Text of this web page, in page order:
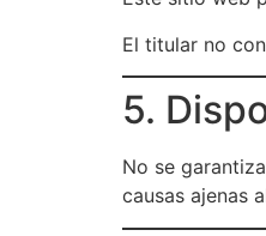
El titular no
5.
No se
causas ajenas